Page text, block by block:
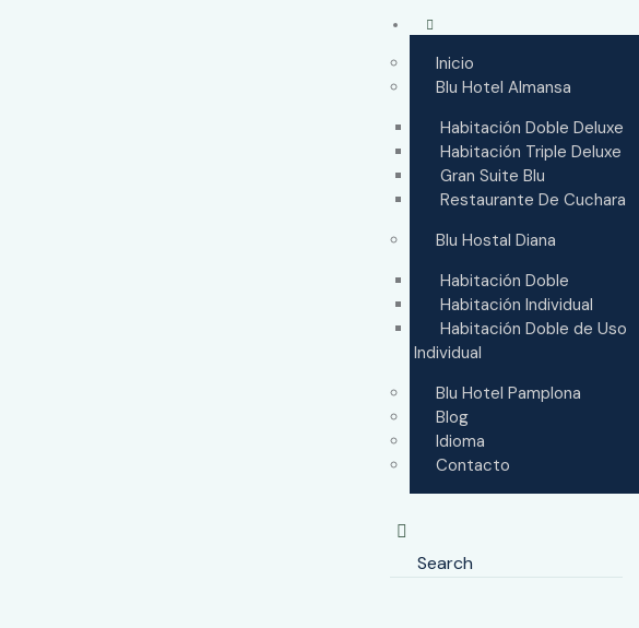
Inicio
Blu Hotel Almansa
Habitación Doble Deluxe
Habitación Triple Deluxe
Gran Suite Blu
Restaurante De Cuchara
Blu Hostal Diana
Habitación Doble
Habitación Individual
Habitación Doble de Uso
Individual
Blu Hotel Pamplona
Blog
Idioma
Contacto